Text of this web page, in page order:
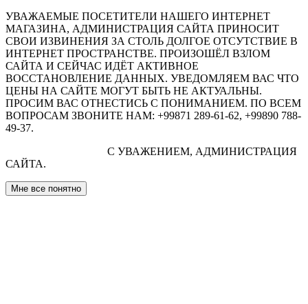
УВАЖАЕМЫЕ ПОСЕТИТЕЛИ НАШЕГО ИНТЕРНЕТ
МАГАЗИНА, АДМИНИСТРАЦИЯ САЙТА ПРИНОСИТ
СВОИ ИЗВИНЕНИЯ ЗА СТОЛЬ ДОЛГОЕ ОТСУТСТВИЕ В
ИНТЕРНЕТ ПРОСТРАНСТВЕ. ПРОИЗОШЁЛ ВЗЛОМ
САЙТА И СЕЙЧАС ИДЁТ АКТИВНОЕ
ВОССТАНОВЛЕНИЕ ДАННЫХ. УВЕДОМЛЯЕМ ВАС ЧТО
ЦЕНЫ НА САЙТЕ МОГУТ БЫТЬ НЕ АКТУАЛЬНЫ.
ПРОСИМ ВАС ОТНЕСТИСЬ С ПОНИМАНИЕМ. ПО ВСЕМ
ВОПРОСАМ ЗВОНИТЕ НАМ: +99871 289-61-62, +99890 788-
49-37.
С УВАЖЕНИЕМ, АДМИНИСТРАЦИЯ
САЙТА.
Мне все понятно